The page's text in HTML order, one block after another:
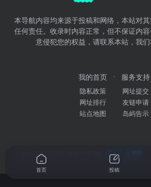
本导航内容均来源于投稿和网络，本站对
任何责任。收录时内容正常，但不保证内
意侵犯您的权益，请联系本站，我们
我的首页
隐私政策
网址排行
站点地图
服务支持
网址提交
友链申请
岛屿告示
Copyright © 2026
首页 投稿